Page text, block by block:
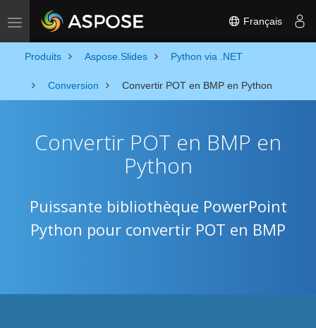
Toggle navigation Français
Produits Aspose.Slides Python via .NET
Conversion Convertir POT en BMP en Python
Convertir POT en BMP en
Python
Puissante bibliothèque PowerPoint
Python pour convertir POT en BMP